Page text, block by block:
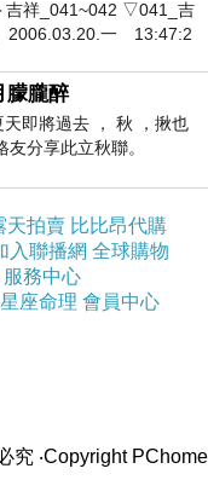
性纖維
纖維，
吉祥_041~042 ▽041_吉
2006.03.20.一 13:47:2
朦朧醉
即將過去 ， 秋 ，揪也
友分享此立秋聯。
天拍賣 比比昂代購
入聯播網 全球購物
服務中心
星座命理 會員中心
究 ‧Copyright PChome